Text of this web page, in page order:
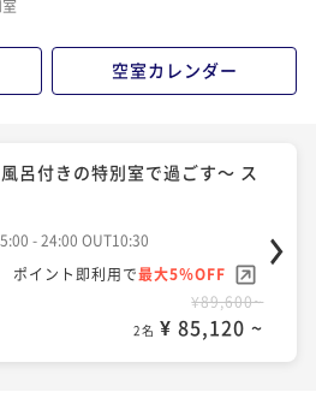
空室カレンダー
呂付きの特別室で過ごす～ ス
- 24:00 OUT10:30
ポイント即利用で最大5％OFF
¥89,600~
2名 ¥ 85,120 ~